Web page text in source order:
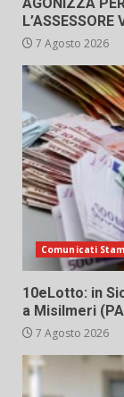
7 Agosto 2026
Comunicati
10eLotto: in
a Misilmeri
7 Agosto 2026